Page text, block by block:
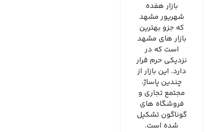
بازار هفده
شهریور مشهد
که جزو بهترین
بازار های مشهد
است که در
نزدیکی حرم قرار
دارد. این بازار از
چندین پاساژ،
مجتمع تجاری و
فروشگاه های
گوناگون تشکیل
شده است.